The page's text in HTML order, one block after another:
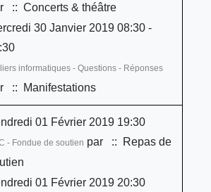
:: Concerts & théâtre
30 Janvier 2019 08:30 -
informatiques - Questions - Réponses
:: Manifestations
01 Février 2019 19:30
- Fondue de soutien par
:: Repas de
01 Février 2019 20:30